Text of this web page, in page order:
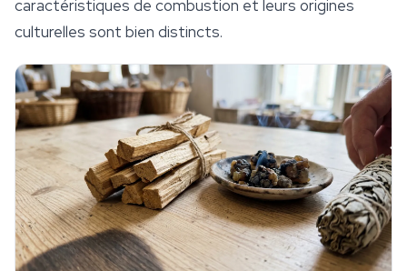
caractéristiques de combustion et leurs origines
culturelles sont bien distincts.